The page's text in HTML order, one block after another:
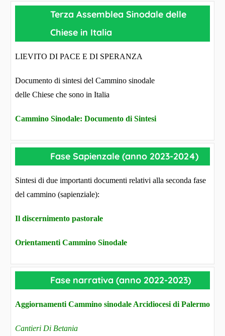
Terza Assemblea Sinodale delle
Chiese in Italia
LIEVITO DI PACE E DI SPERANZA
Documento di sintesi del Cammino sinodale
delle Chiese che sono in Italia
Cammino Sinodale: Documento di Sintesi
Fase Sapienzale (anno 2023-2024)
Sintesi di due importanti documenti relativi alla seconda fase
del cammino (sapienziale):
Il discernimento pastorale
Orientamenti Cammino Sinodale
Fase narrativa (anno 2022-2023)
Aggiornamenti Cammino sinodale Arcidiocesi di Palermo
Cantieri Di Betania